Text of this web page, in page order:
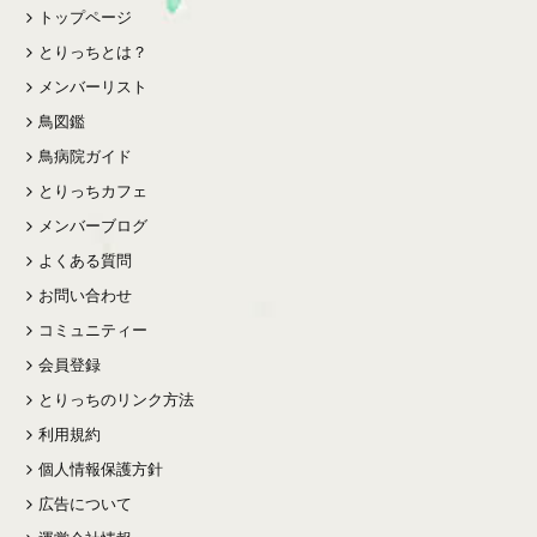
トップページ
とりっちとは？
メンバーリスト
鳥図鑑
鳥病院ガイド
とりっちカフェ
メンバーブログ
よくある質問
お問い合わせ
コミュニティー
会員登録
とりっちのリンク方法
利用規約
個人情報保護方針
広告について